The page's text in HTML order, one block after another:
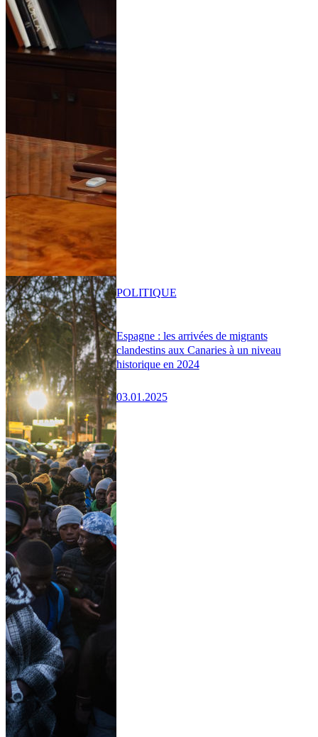
Espagne : les arrivées de migrants
clandestins aux Canaries à un niveau
historique en 2024
03.01.2025
POLITIQUE